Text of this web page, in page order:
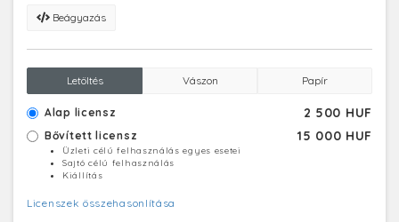
Beágyazás
Letöltés Vászon Papír
Alap licensz 2 500 HUF
Bővített licensz 15 000 HUF
Üzleti célú felhasználás egyes esetei
Sajtó célú felhasználás
Kiállítás
Licenszek összehasonlítása